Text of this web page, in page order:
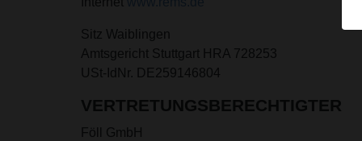
Sitz Waiblingen
Amtsgericht Stuttgart HRA 728253
USt-IdNr. DE259146804
VERTRETUNGSBERECHTIGTER
Föll GmbH